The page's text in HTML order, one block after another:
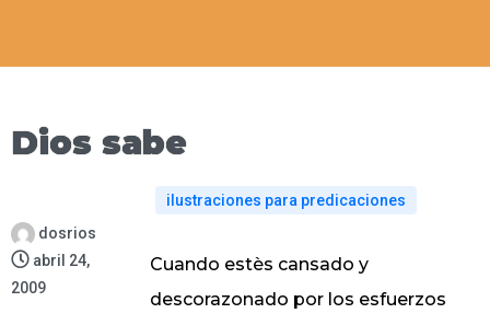
Dios sabe
dosrios
abril 24,
2009
ilustraciones para predicaciones
Cuando estès cansado y
descorazonado por los esfuerzos